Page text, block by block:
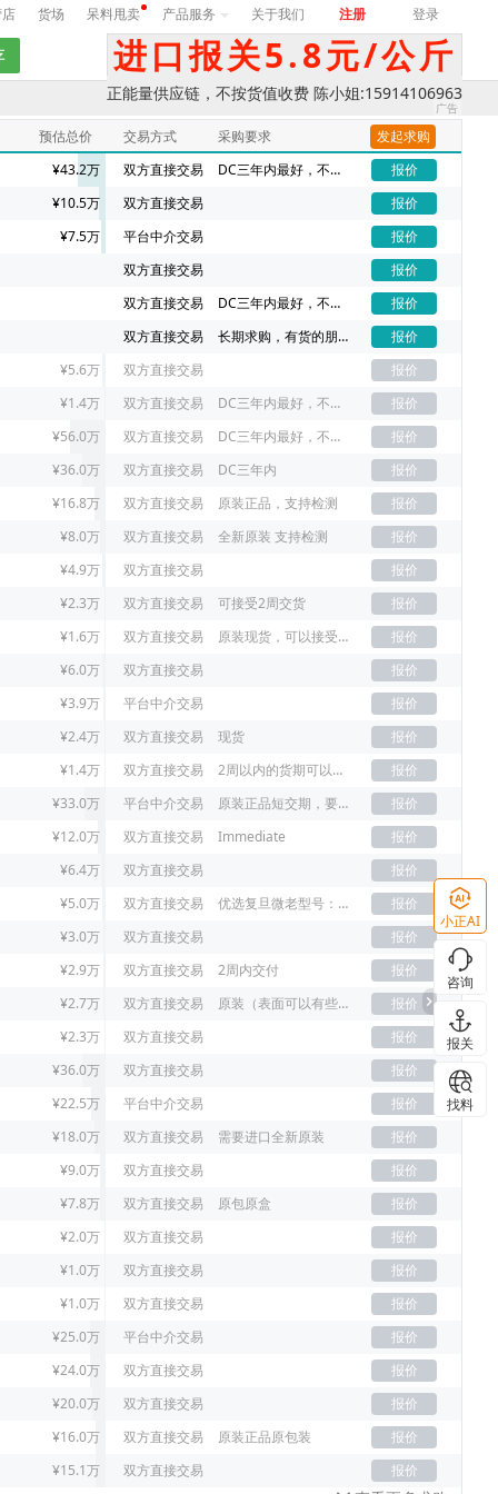
货场 呆料甩卖 产品服务 关于我们 注册 登录
进口报关5.8元/公斤
正能量供应链，不按货值收费 陈小姐:15914106963
预估总价 交易方式 采购要求
发起求购
¥43.2万 双方直接交易 DC三年内最好，不同DC价格不一样
报价
¥10.5万 双方直接交易
报价
¥7.5万 平台中介交易
报价
双方直接交易
报价
双方直接交易 DC三年内最好，不同DC价格不一样
报价
双方直接交易 长期求购，有货的朋友请联系我吧
报价
¥5.6万 双方直接交易
报价
¥1.4万 双方直接交易 DC三年内最好，不同DC价格不一样
报价
¥56.0万 双方直接交易 DC三年内最好，不同DC价格不一样
报价
¥36.0万 双方直接交易 DC三年内
报价
¥16.8万 双方直接交易 原装正品，支持检测
报价
¥8.0万 双方直接交易 全新原装 支持检测
报价
¥4.9万 双方直接交易
报价
¥2.3万 双方直接交易 可接受2周交货
报价
¥1.6万 双方直接交易 原装现货，可以接受老年份
报价
¥6.0万 双方直接交易
报价
¥3.9万 平台中介交易
报价
¥2.4万 双方直接交易 现货
报价
¥1.4万 双方直接交易 2周以内的货期可以接受
报价
¥33.0万 平台中介交易 原装正品短交期，要原装21+已上
报价
¥12.0万 双方直接交易 Immediate
报价
¥6.4万 双方直接交易
报价
¥5.0万 双方直接交易 优选复旦微老型号：FM33LE026，没货新型号FM33L026D
报价
¥3.0万 双方直接交易
报价
¥2.9万 双方直接交易 2周内交付
报价
¥2.7万 双方直接交易 原装（表面可以有些许刮痕）
报价
¥2.3万 双方直接交易
报价
¥36.0万 双方直接交易
报价
¥22.5万 平台中介交易
报价
¥18.0万 双方直接交易 需要进口全新原装
报价
¥9.0万 双方直接交易
报价
¥7.8万 双方直接交易 原包原盒
报价
¥2.0万 双方直接交易
报价
¥1.0万 双方直接交易
报价
¥1.0万 双方直接交易
报价
¥25.0万 平台中介交易
报价
¥24.0万 双方直接交易
报价
¥20.0万 双方直接交易
报价
¥16.0万 双方直接交易 原装正品原包装
报价
¥15.1万 双方直接交易 报价
小正AI
咨询
报关
找料